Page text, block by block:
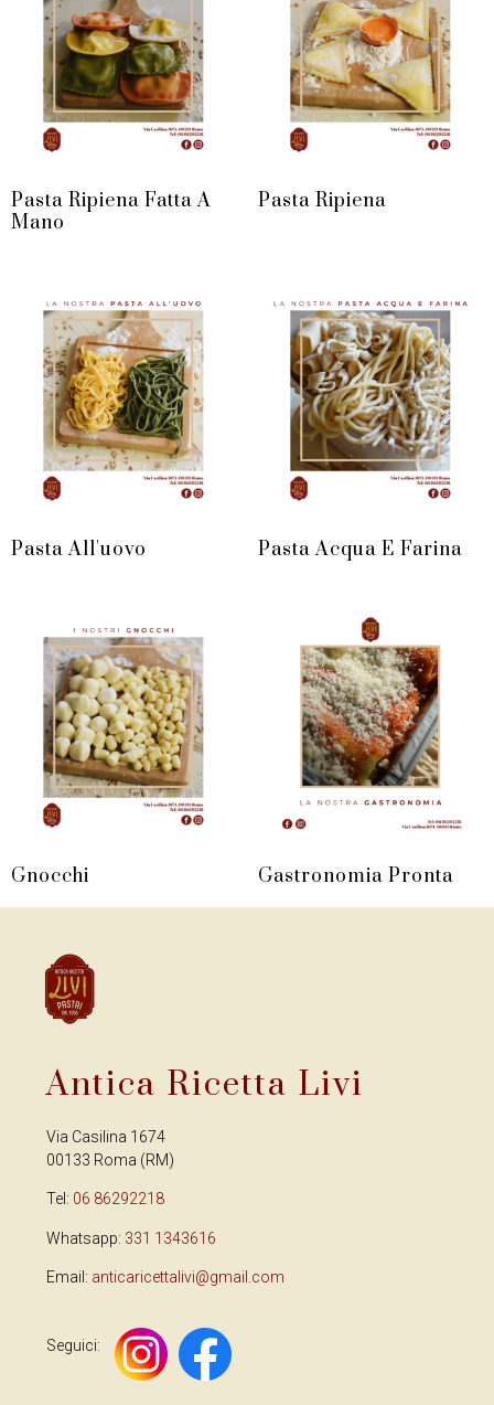
Pasta Ripiena Fatta A
Mano
Pasta Ripiena
Pasta All'uovo Pasta Acqua E Farina
Gnocchi Gastronomia Pronta
Antica Ricetta Livi
Via Casilina 1674
00133 Roma (RM)
Tel: 06 86292218
Whatsapp: 331 1343616
Email: anticaricettalivi@gmail.com
Seguici: